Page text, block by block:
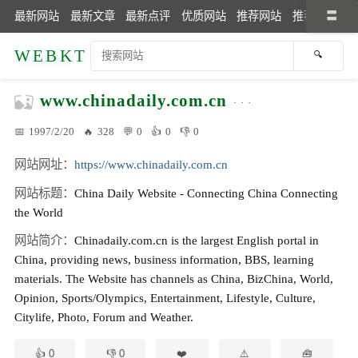
最新网站 最新文章 最新点评 优质网站 推荐网站 推荐文章
WEBKT
www.chinadaily.com.cn
1997/2/20 328 0 0 0
网站网址 https://www.chinadaily.com.cn
网站标题
China Daily Website - Connecting China Connecting
the World
网站简介
Chinadaily.com.cn is the largest English portal in
China, providing news, business information, BBS, learning
materials. The Website has channels as China, BizChina, World,
Opinion, Sports/Olympics, Entertainment, Lifestyle, Culture,
Citylife, Photo, Forum and Weather.
0 0 🧰